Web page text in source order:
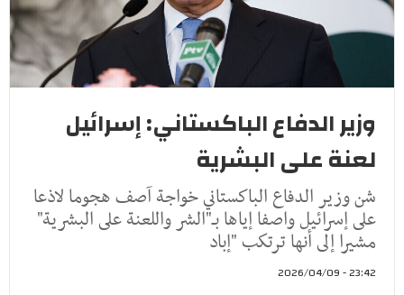
وزير الدفاع الباكستاني: إسرائيل
لعنة على البشرية
شن وزير الدفاع الباكستاني خواجة آصف هجوما لاذعا
على إسرائيل واصفا إياها بـ"الشر واللعنة على البشرية"
مشيرا إلى أنها ترتكب "إباد
23:42 - 2026/04/09